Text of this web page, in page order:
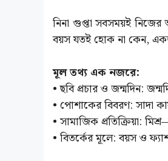
নিনা গুপ্তা সবসময়ই নিজের
বয়স যতই হোক না কেন,
মূল তথ্য এক নজরে:
• ছবি প্রচার ও জন্মদিন:
• পোশাকের বিবরণ: সাদা
• সামাজিক প্রতিক্রিয়া:
• বিতর্কের মূলে: বয়স ও